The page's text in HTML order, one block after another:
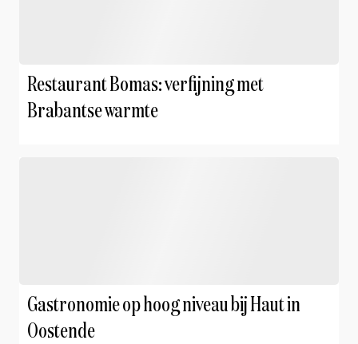
Restaurant Bomas: verfijning met
Brabantse warmte
Gastronomie op hoog niveau bij Haut in
Oostende